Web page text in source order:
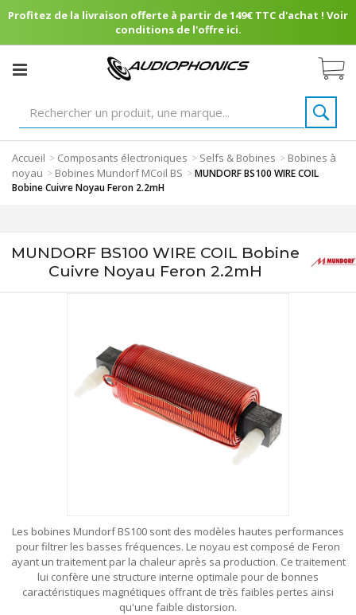
Profitez de la livraison offerte à partir de 149€ TTC d'achat ! Voir
conditions de l'offre ici.
Accueil > Composants électroniques > Selfs & Bobines > Bobines à
noyau > Bobines Mundorf MCoil BS >MUNDORF BS100 WIRE COIL
Bobine Cuivre Noyau Feron 2.2mH
MUNDORF BS100 WIRE COIL Bobine
Cuivre Noyau Feron 2.2mH
Les bobines Mundorf BS100 sont des modèles hautes performances
pour filtrer les basses fréquences. Le noyau est composé de Feron
ayant un traitement par la chaleur après sa production. Ce traitement
lui confère une structure interne optimale pour de bonnes
caractéristiques magnétiques offrant de très faibles pertes ainsi
qu'une faible distorsion.